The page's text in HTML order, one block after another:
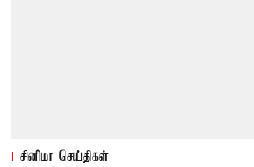
சினிமா செய்திகள்